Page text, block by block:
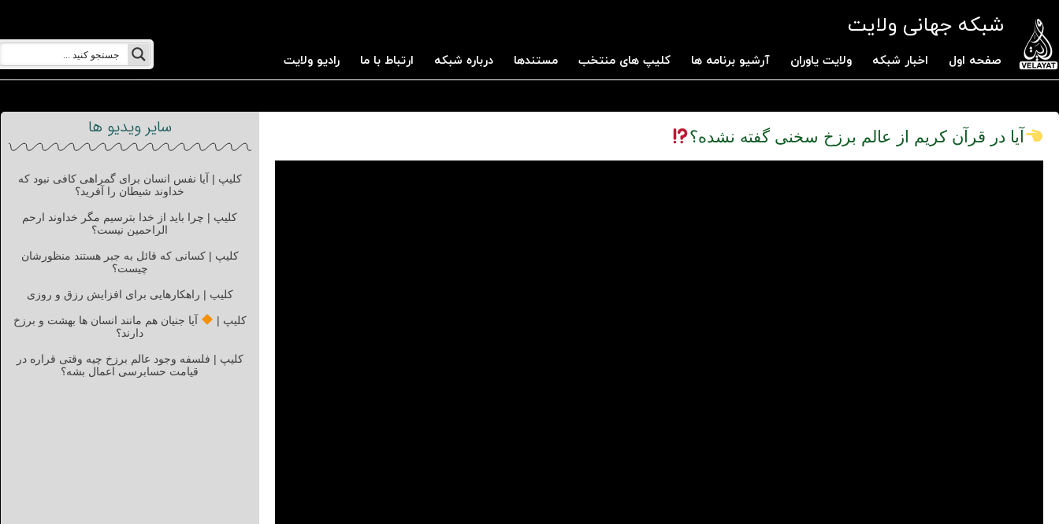
شبکه جهانی ولایت
صفحه اول اخبار شبکه ولایت یاوران آرشیو برنامه ها کلیپ های منتخب مستندها درباره شبکه ارتباط با ما رادیو ولایت
آیا در قرآن کریم از عالم برزخ سخنی گفته نشده؟ سایر ویدیو ها
کلیپ | آیا نفس انسان برای گمراهی کافی نبود که
خداوند شیطان را آفرید؟
کلیپ | چرا باید از خدا بترسیم مگر خداوند ارحم
الراحمین نیست؟
کلیپ | کسانی که قائل به جبر هستند منظورشان
چیست؟
کلیپ | راهکارهایی برای افزایش رزق و روزی
کلیپ |
آیا جنیان هم مانند انسان ها بهشت و برزخ
دارند؟
کلیپ | فلسفه وجود عالم برزخ چیه وقتی قراره در
قیامت حسابرسی اعمال بشه؟